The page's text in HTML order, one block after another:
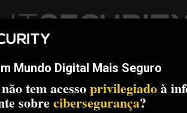
Threats Compliance Opinion
Conference Lisboa: 8 de Outubro
Mundo Digital Mais Seguro
tem acessoprivilegiadoà
sobrecibersegurança?